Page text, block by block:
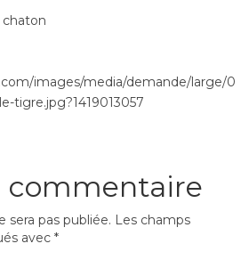
chaton
images/media/demande/large/0
tigre.jpg?1419013057
commentaire
sera pas publiée. Les champs
avec *